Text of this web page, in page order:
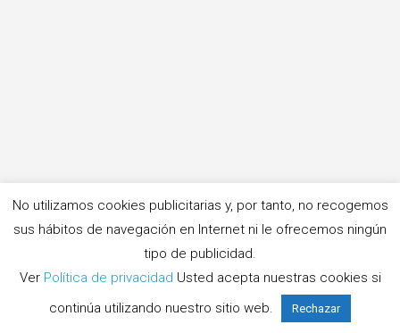
No utilizamos cookies publicitarias y, por tanto, no recogemos
sus hábitos de navegación en Internet ni le ofrecemos ningún
tipo de publicidad.
Ver Política de privacidad Usted acepta nuestras cookies si
continúa utilizando nuestro sitio web.
Rechazar